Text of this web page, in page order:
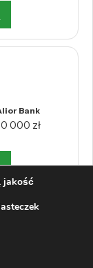
Bank
000 zł
jakość